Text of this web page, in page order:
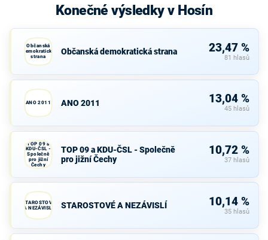
Konečné výsledky v Hosín
Občanská
demokratická
strana
Občanská demokratická strana 23,47 %
81 hlasů
ANO 2011 ANO 2011 13,04 %
45 hlasů
TOP 09 a
KDU-ČSL -
Společně
pro jižní
Čechy
TOP 09 a KDU-ČSL - Společně
pro jižní Čechy
10,72 %
37 hlasů
STAROSTOVÉ
A NEZÁVISLÍ
STAROSTOVÉ A NEZÁVISLÍ 10,14 %
35 hlasů